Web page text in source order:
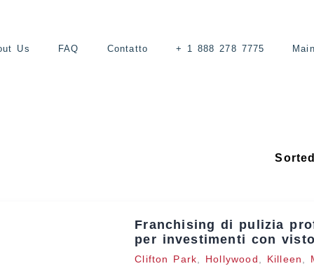
Us FAQ Contatto + 1 888 278 7775
Franchising di pulizia
per investimenti con
Clifton Park Hollywood Killeen